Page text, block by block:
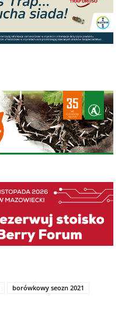
borówkowy seozn 2021